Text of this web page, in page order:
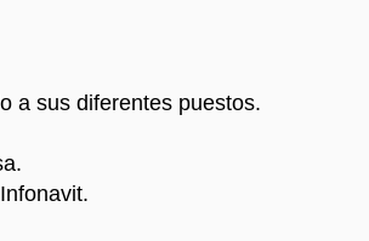
a sus diferentes puestos.